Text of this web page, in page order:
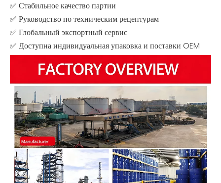
✅ Стабильное качество партии
✅ Руководство по техническим рецептурам
✅ Глобальный экспортный сервис
✅ Доступна индивидуальная упаковка и поставки OEM